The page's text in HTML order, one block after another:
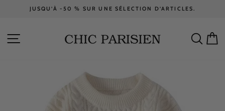
JUSQU’À -50 % SUR UNE SÉLECTION D’ARTICLES.